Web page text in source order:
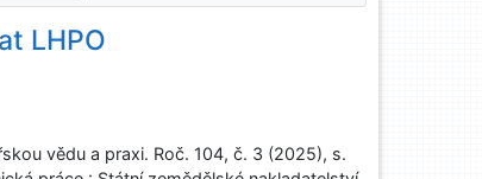
LHPO
vědu a praxi. Roč. 104, č. 3 (2025), s.